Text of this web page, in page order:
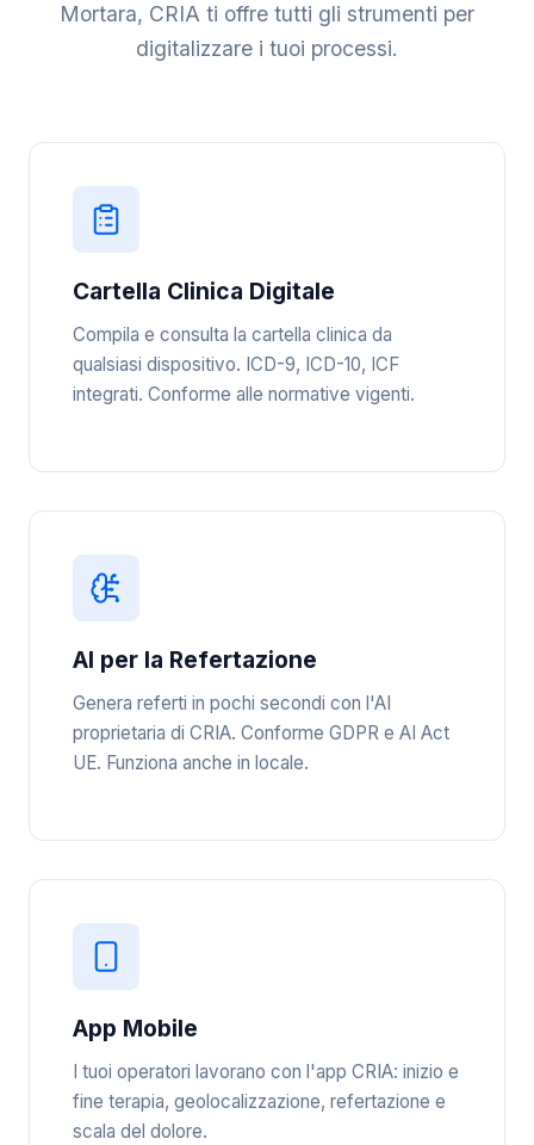
Mortara, CRIA ti offre tutti gli strumenti per
digitalizzare i tuoi processi.
Cartella Clinica Digitale
Compila e consulta la cartella clinica da
qualsiasi dispositivo. ICD-9, ICD-10, ICF
integrati. Conforme alle normative vigenti.
AI per la Refertazione
Genera referti in pochi secondi con l'AI
proprietaria di CRIA. Conforme GDPR e AI Act
UE. Funziona anche in locale.
App Mobile
I tuoi operatori lavorano con l'app CRIA: inizio e
fine terapia, geolocalizzazione, refertazione e
scala del dolore.